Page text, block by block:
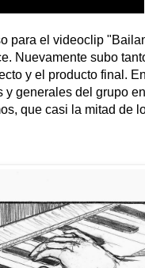
para el videoclip
Nuevamente subo
y el producto final.
generales del grupo
que casi la mitad de